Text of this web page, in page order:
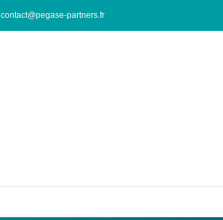
contact@pegase-partners.fr